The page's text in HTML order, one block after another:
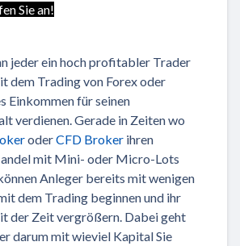
Sie an!
jeder ein hoch profitabler Trader
dem Trading von Forex oder
Einkommen für seinen
verdienen. Gerade in Zeiten wo
oderCFD Broker ihren
mit Mini- oder Micro-Lots
Anleger bereits mit wenigen
dem Trading beginnen und ihr
der Zeit vergrößern. Dabei geht
darum mit wieviel Kapital Sie